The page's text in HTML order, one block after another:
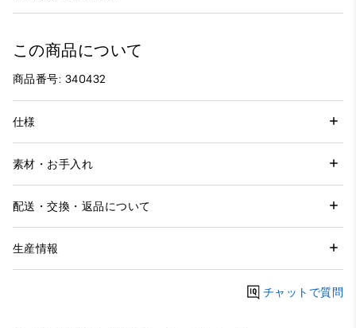
この商品について
商品番号: 340432
仕様
素材・お手入れ
配送・交換・返品について
生産情報
チャットで質問